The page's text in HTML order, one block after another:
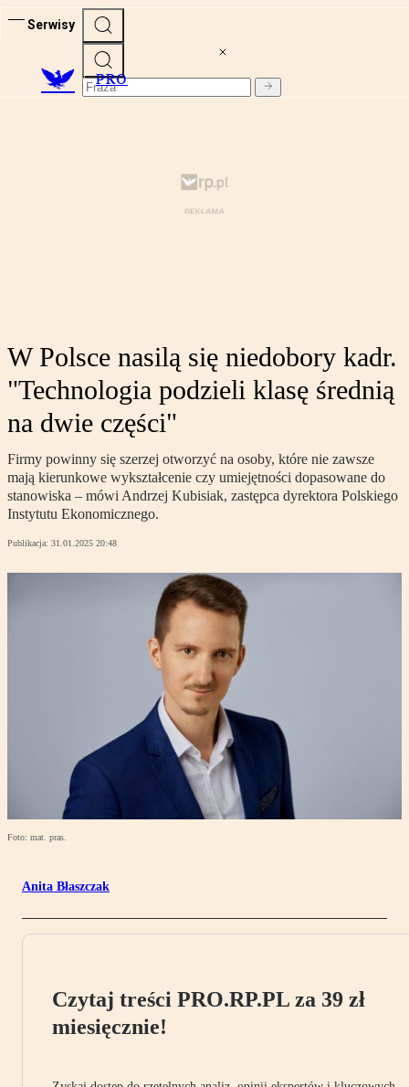
Serwisy
PRO
W Polsce nasilą się niedobory kadr.
"Technologia podzieli klasę średnią
na dwie części"
Firmy powinny się szerzej otworzyć na osoby, które nie zawsze
mają kierunkowe wykształcenie czy umiejętności dopasowane do
stanowiska – mówi Andrzej Kubisiak, zastępca dyrektora Polskiego
Instytutu Ekonomicznego.
Publikacja: 31.01.2025 20:48
Foto: mat. pras.
Anita Błaszczak
Czytaj treści PRO.RP.PL za 39 zł
miesięcznie!